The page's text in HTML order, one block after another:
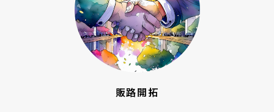
販路開拓